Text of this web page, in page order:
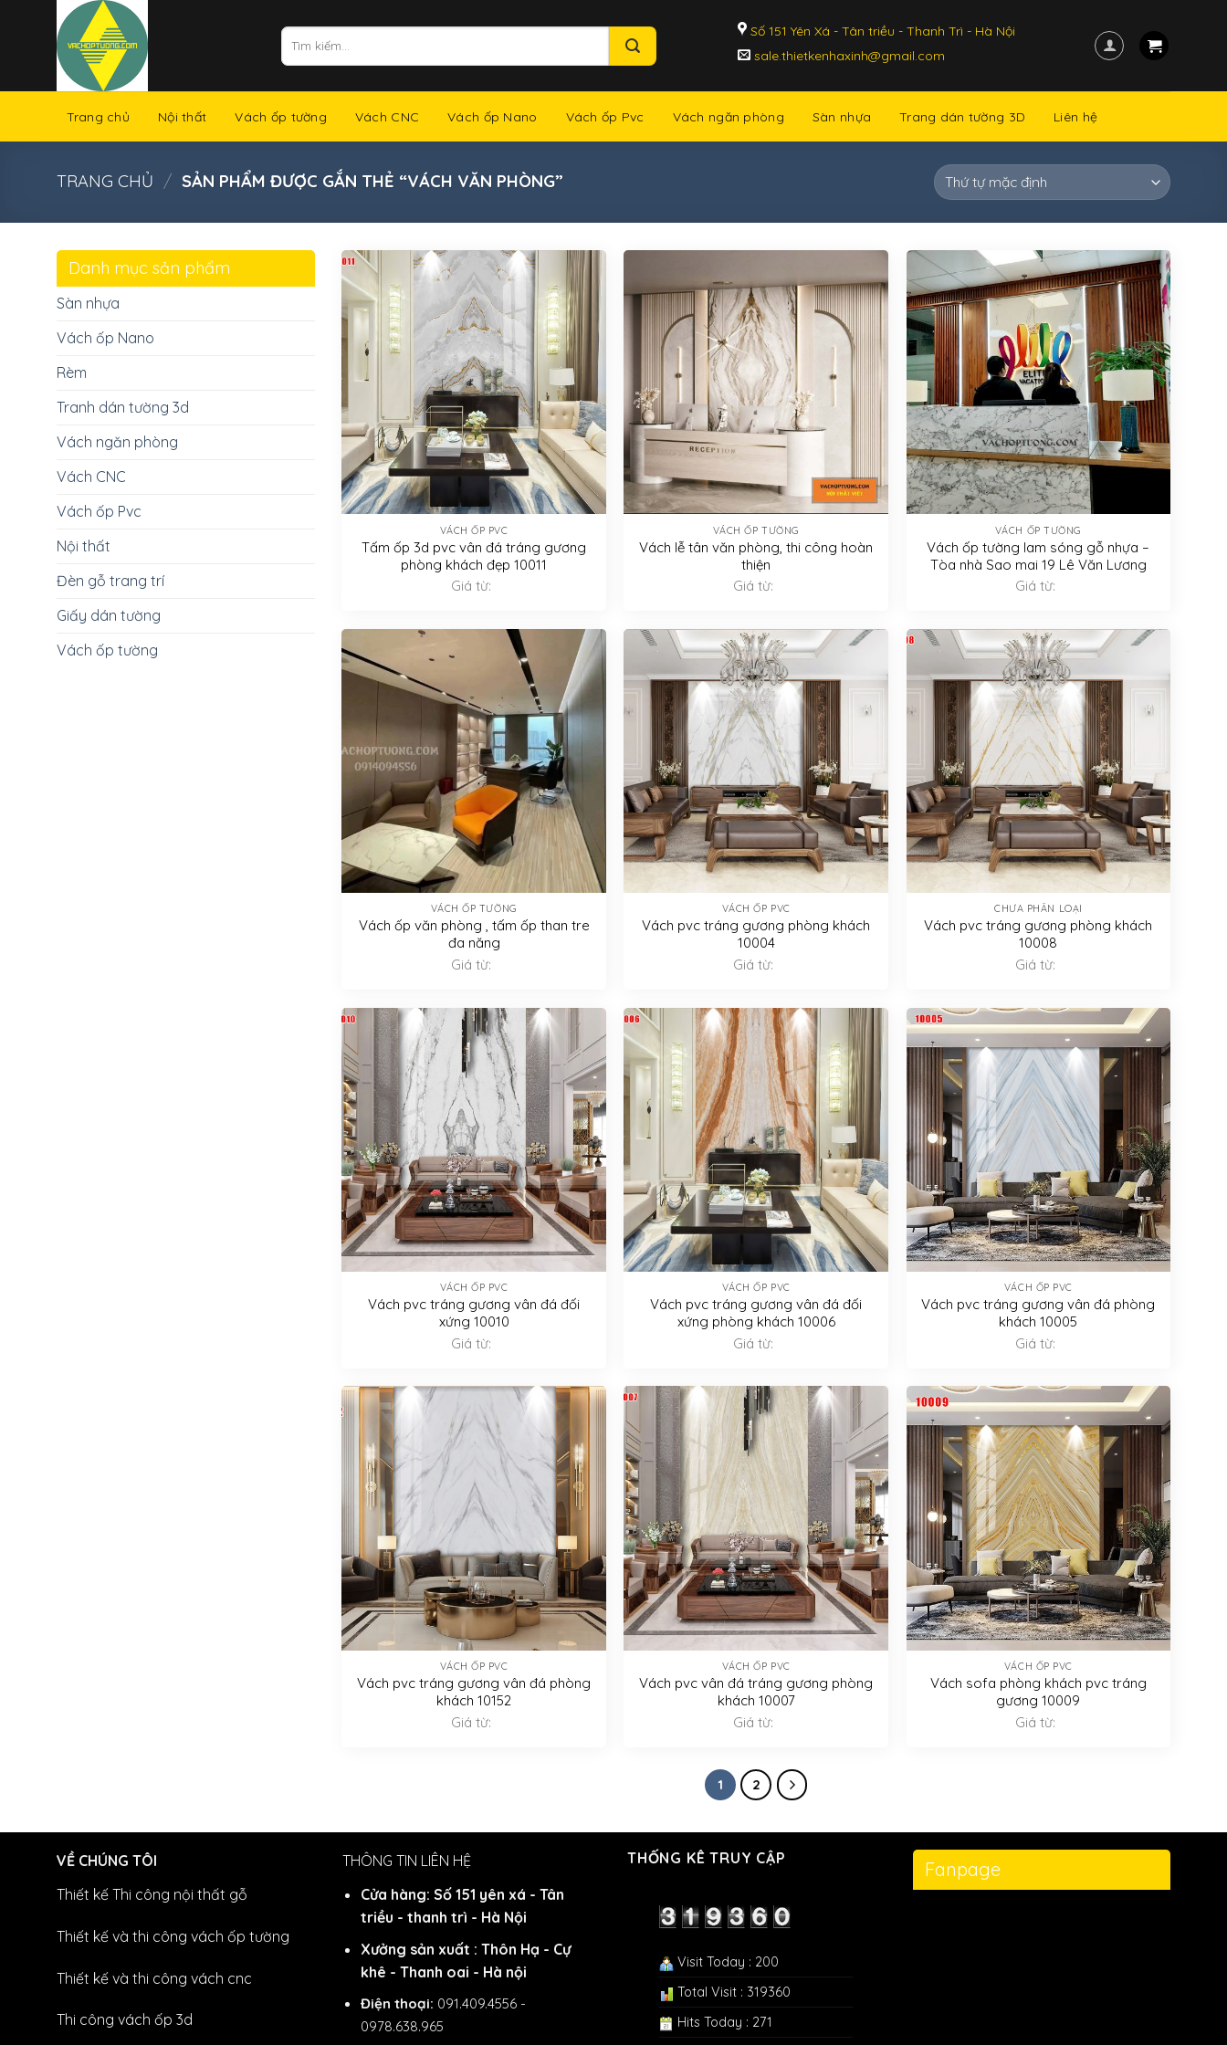
Tìm
kiếm:
Số 151 Yên Xá - Tân triều - Thanh Trì - Hà Nội
sale.thietkenhaxinh@gmail.com
Trang chủ Nội thất Vách ốp tường Vách CNC Vách ốp Nano Vách ốp Pvc Vách ngăn phòng Sàn nhựa Trang dán tường 3D Liên hệ
TRANG CHỦ / SẢN PHẨM ĐƯỢC GẮN THẺ “VÁCH VĂN PHÒNG”
Danh mục sản phẩm
Sàn nhựa
Vách ốp Nano
Rèm
Tranh dán tường 3d
Vách ngăn phòng
Vách CNC
Vách ốp Pvc
Nội thất
Đèn gỗ trang trí
Giấy dán tường
Vách ốp tường
VÁCH ỐP PVC
Tấm ốp 3d pvc vân đá tráng gương
phòng khách đẹp 10011
Giá từ:
VÁCH ỐP TƯỜNG
Vách lễ tân văn phòng, thi công hoàn
thiện
Giá từ:
VÁCH ỐP TƯỜNG
Vách ốp tường lam sóng gỗ nhựa –
Tòa nhà Sao mai 19 Lê Văn Lương
Giá từ:
VÁCH ỐP TƯỜNG
Vách ốp văn phòng , tấm ốp than tre
đa năng
Giá từ:
VÁCH ỐP PVC
Vách pvc tráng gương phòng khách
10004
Giá từ:
CHƯA PHÂN LOẠI
Vách pvc tráng gương phòng khách
10008
Giá từ:
VÁCH ỐP PVC
Vách pvc tráng gương vân đá đối
xứng 10010
Giá từ:
VÁCH ỐP PVC
Vách pvc tráng gương vân đá đối
xứng phòng khách 10006
Giá từ:
VÁCH ỐP PVC
Vách pvc tráng gương vân đá phòng
khách 10005
Giá từ:
VÁCH ỐP PVC
Vách pvc tráng gương vân đá phòng
khách 10152
Giá từ:
VÁCH ỐP PVC
Vách pvc vân đá tráng gương phòng
khách 10007
Giá từ:
VÁCH ỐP PVC
Vách sofa phòng khách pvc tráng
gương 10009
Giá từ:
1 2
VỀ CHÚNG TÔI
Thiết kế Thi công nội thất gỗ
Thiết kế và thi công vách ốp tường
Thiết kế và thi công vách cnc
Thi công vách ốp 3d
THÔNG TIN LIÊN HỆ
Cửa hàng: Số 151 yên xá - Tân
triều - thanh trì - Hà Nội
Xưởng sản xuất : Thôn Hạ - Cự
khê - Thanh oai - Hà nội
Điện thoại: 091.409.4556 -
0978.638.965
THỐNG KÊ TRUY CẬP
Visit Today : 200
Total Visit : 319360
Hits Today : 271
Fanpage